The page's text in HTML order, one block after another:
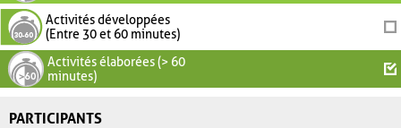
Activités développées
(Entre 30 et 60 minutes)
Activités élaborées (> 60
minutes)
PARTICIPANTS